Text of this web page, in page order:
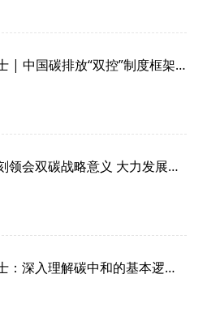
| 中国碳排放“双控”制度框架
领会双碳战略意义 大力发展可
：深入理解碳中和的基本逻辑